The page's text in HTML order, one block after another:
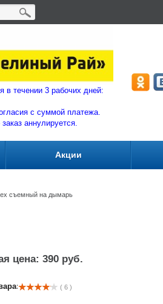
в течении 3 рабочих дней:
с суммой платежа.
аннулируется.
Акции
съемный на дымарь
цена: 390 руб.
( 6 )